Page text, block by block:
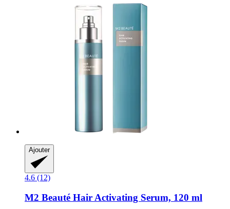
Ajouter
4.6 (12)
M2 Beauté Hair Activating Serum, 120 ml